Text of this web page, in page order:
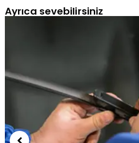
Ayrıca sevebilirsiniz